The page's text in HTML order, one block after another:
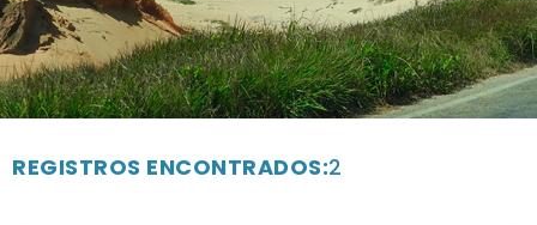
REGISTROS ENCONTRADOS:2